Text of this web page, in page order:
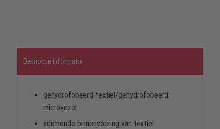
Beknopte informatie
gehydrofobeerd textiel/gehydrofobeerd
microvezel
ademende binnenvoering van textiel